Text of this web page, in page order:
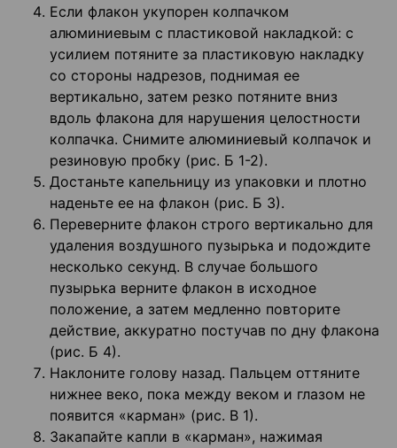
Если флакон укупорен колпачком
алюминиевым с пластиковой накладкой: с
усилием потяните за пластиковую накладку
со стороны надрезов, поднимая ее
вертикально, затем резко потяните вниз
вдоль флакона для нарушения целостности
колпачка. Снимите алюминиевый колпачок и
резиновую пробку (рис. Б 1-2).
Достаньте капельницу из упаковки и плотно
наденьте ее на флакон (рис. Б 3).
Переверните флакон строго вертикально для
удаления воздушного пузырька и подождите
несколько секунд. В случае большого
пузырька верните флакон в исходное
положение, а затем медленно повторите
действие, аккуратно постучав по дну флакона
(рис. Б 4).
Наклоните голову назад. Пальцем оттяните
нижнее веко, пока между веком и глазом не
появится «карман» (рис. В 1).
Закапайте капли в «карман», нажимая